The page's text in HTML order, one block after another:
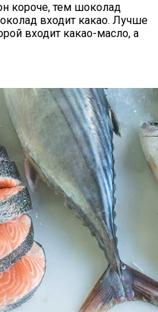
короче, тем шоколад
входит какао. Лучше
входит какао-масло, а